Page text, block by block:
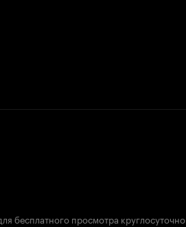
бесплатного просмотра круглосуточно